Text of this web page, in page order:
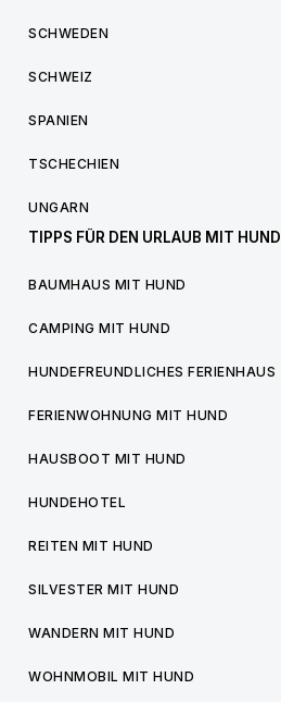
SCHWEDEN
SCHWEIZ
SPANIEN
TSCHECHIEN
UNGARN
TIPPS FÜR DEN URLAUB MIT HUND
BAUMHAUS MIT HUND
CAMPING MIT HUND
HUNDEFREUNDLICHES FERIENHAUS
FERIENWOHNUNG MIT HUND
HAUSBOOT MIT HUND
HUNDEHOTEL
REITEN MIT HUND
SILVESTER MIT HUND
WANDERN MIT HUND
WOHNMOBIL MIT HUND